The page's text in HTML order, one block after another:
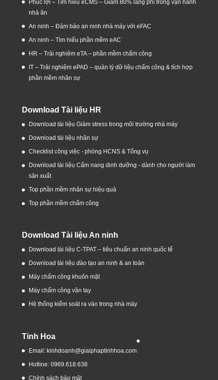
Phúc lợi – Tìm hiểu eCMS – Giảm 80% lãng phí trong vận hành
nhà ăn
An ninh – Đảm bảo an ninh nhà máy với eFAC
An ninh – Tìm hiểu phần mềm eAC
HR – Trải nghiệm eTA – phần mềm chấm công
IT – Trải nghiệm ePAD – quản lý dữ liệu chấm công & tích hợp
phần mềm nhân sự
Download Tài liệu HR
Download tài liệu Giảm stress trong môi trường nhà máy
Download tài liệu nhân sự
Checklist công việc - phòng HCNS & Tổng vụ
Download tài liệu Cẩm nang dinh dưỡng - dành cho người làm
sản xuất
Top phần mềm nhân sự hiệu quả
Top phần mềm chấm công
Download Tài liệu An ninh
Download tài liệu C-TPAT – tiêu chuẩn an ninh quốc tế
Download tài liệu đào tạo an ninh & an toàn
Máy chấm công khuôn mặt
Máy chấm công vân tay
Hệ thống kiểm soát ra vào trong nhà máy
Tinh Hoa
Email: kinhdoanh@giaiphaptinhhoa.com
Hotline: 0969.618.638
Chính sách bảo mật